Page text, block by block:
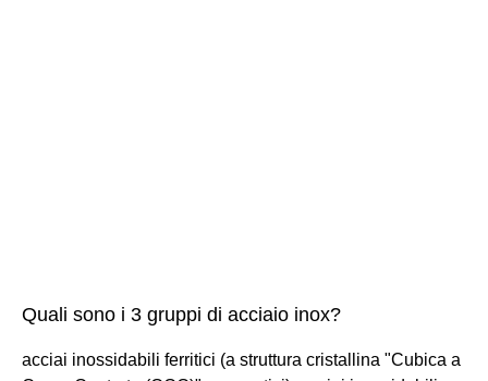
Quali sono i 3 gruppi di acciaio inox?
acciai inossidabili ferritici (a struttura cristallina "Cubica a